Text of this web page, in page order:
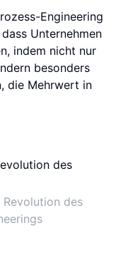
Engineering
Unternehmen
indem nicht nur
besonders
die Mehrwert in
des